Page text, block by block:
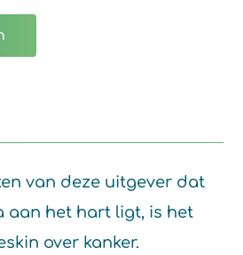
van deze uitgever dat
aan het hart ligt, is het
over kanker.